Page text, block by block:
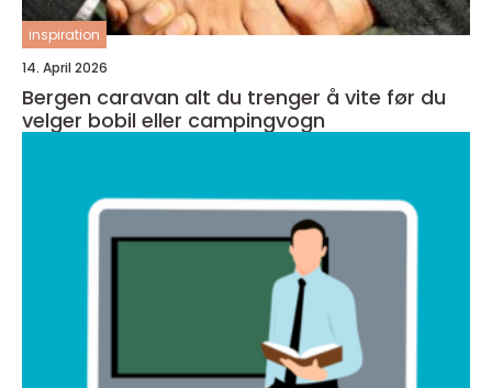
inspiration
14. April 2026
Bergen caravan alt du trenger å vite før du
velger bobil eller campingvogn